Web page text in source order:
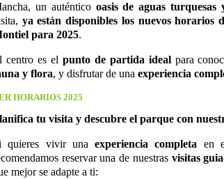
un auténtico oasis de aguas turquesas
ya están disponibles los nuevos horarios
para 2025.
centro es el punto de partida idealpara
y flora, y disfrutar de una experiencia
HORARIOS 2025
tu visita y descubre el parque con
quieres vivir unaexperiencia completa en
reservar una de nuestras visitas
mejor se adapte a ti: